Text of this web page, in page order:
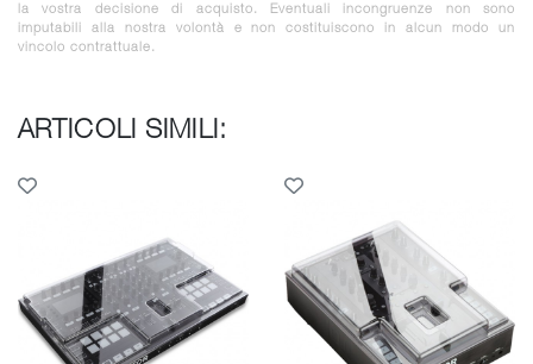
la vostra decisione di acquisto. Eventuali incongruenze non sono
imputabili alla nostra volontà e non costituiscono in alcun modo un
vincolo contrattuale.
ARTICOLI SIMILI: